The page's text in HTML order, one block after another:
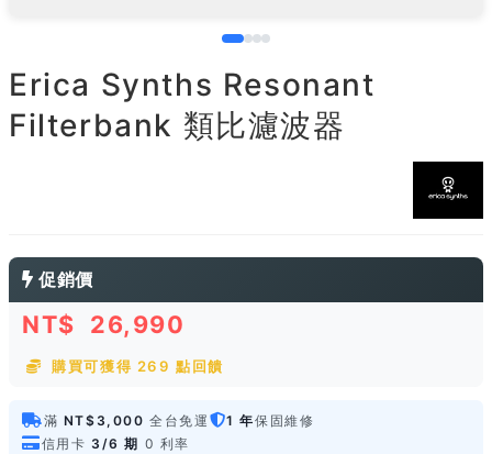
Erica Synths Resonant
Filterbank 類比濾波器
促銷價
NT$ 26,990
購買可獲得 269 點回饋
滿 NT$3,000 全台免運 1 年保固維修
信用卡 3/6 期 0 利率